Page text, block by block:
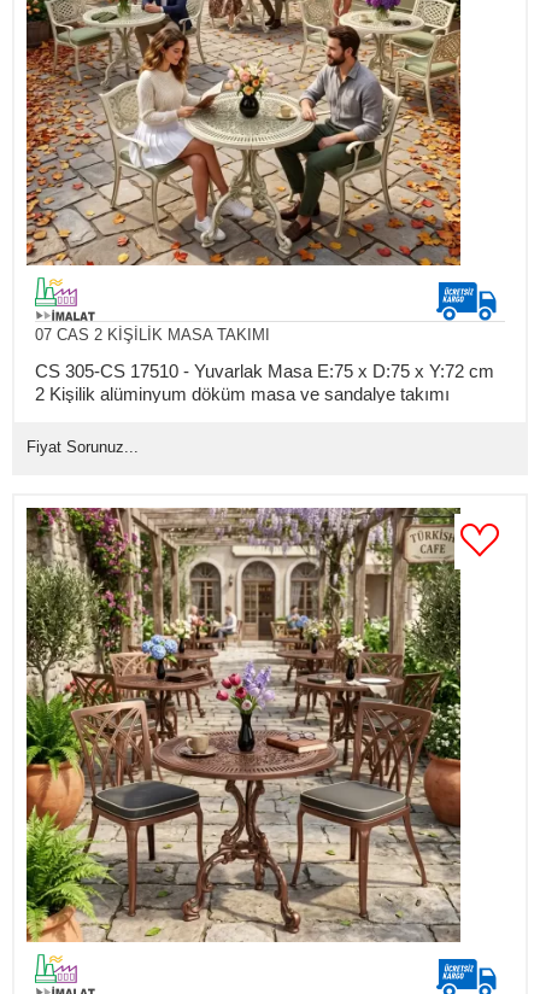
07 CAS 2 KİŞİLİK MASA TAKIMI
CS 305-CS 17510 - Yuvarlak Masa E:75 x D:75 x Y:72 cm
2 Kişilik alüminyum döküm masa ve sandalye takımı
Fiyat Sorunuz...